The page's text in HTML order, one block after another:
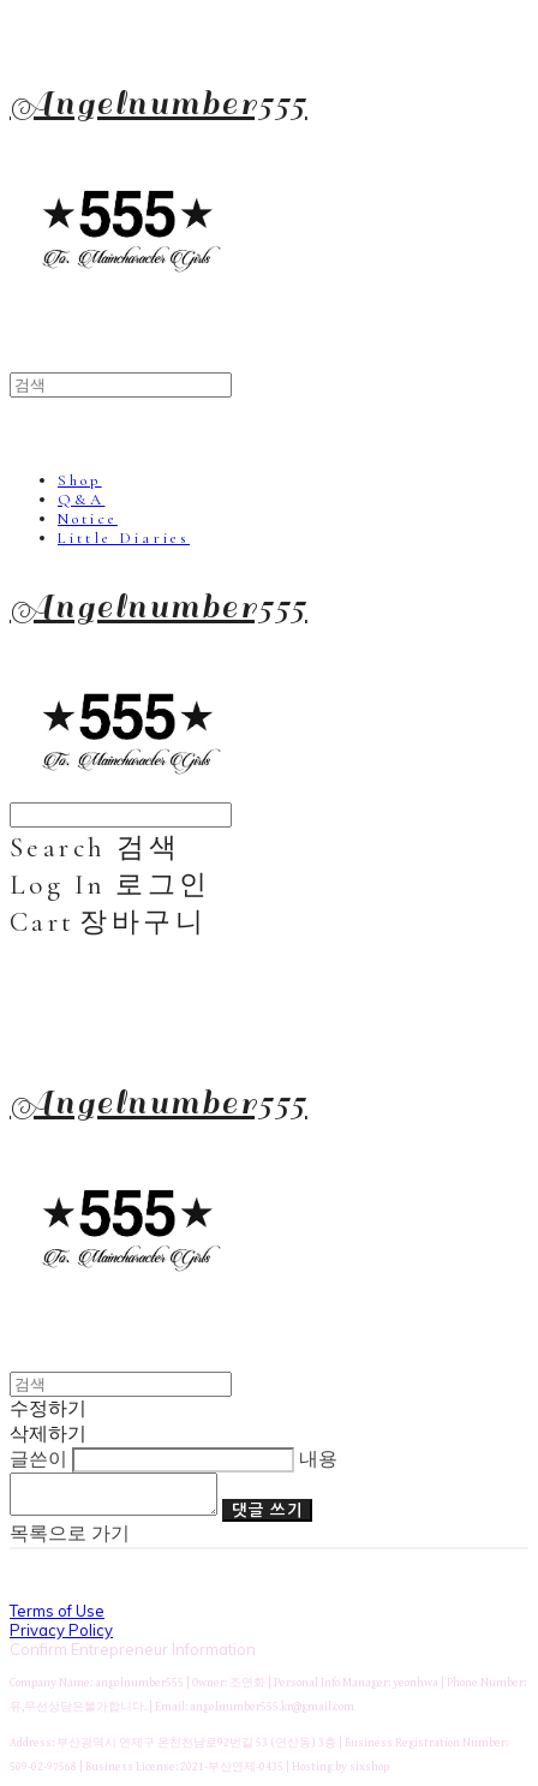
Angelnumber555
Shop
Q&A
Notice
Little Diaries
Angelnumber555
Search 검색
Log In 로그인
Cart 장바구니
Angelnumber555
수정하기
삭제하기
글쓴이
내용
댓글 쓰기
목록으로 가기
Terms of Use
Privacy Policy
Confirm Entrepreneur Information
Company Name: angelnumber555 | Owner: 조연화 | Personal Info Manager: yeonhwa | Phone Number:
유,무선상담은불가합니다. | Email: angelnumber555.kr@gmail.com
Address: 부산광역시 연제구 온천천남로92번길 53 (연산동) 3층 | Business Registration Number:
509-02-97568 | Business License:2021-부산연제-0435 | Hosting by sixshop